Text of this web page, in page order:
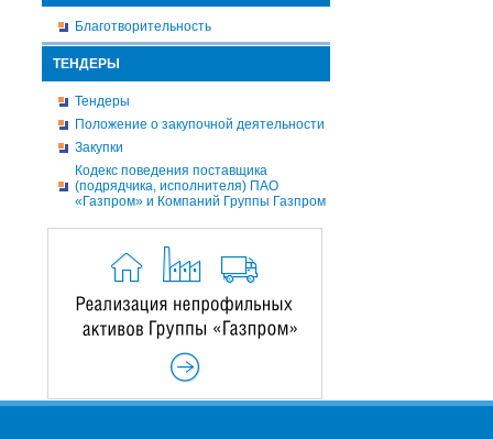
Благотворительность
ТЕНДЕРЫ
Тендеры
Положение о закупочной деятельности
Закупки
Кодекс поведения поставщика
(подрядчика, исполнителя) ПАО
«Газпром» и Компаний Группы Газпром